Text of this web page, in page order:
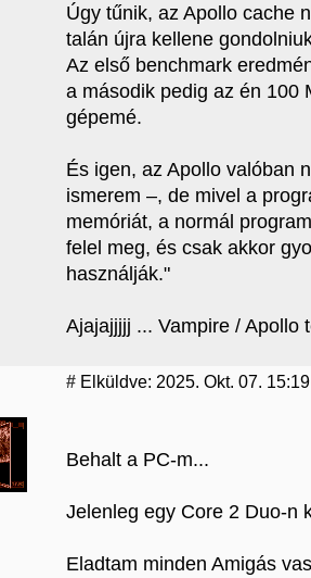
Úgy tűnik, az Apollo cache
talán újra kellene
Az első benchmark
a második pedig az én 100
gépemé.
És igen, az Apollo valóban
ismerem –, de mivel a
memóriát, a normál
felel meg, és csak akkor
használják."
Ajajajjjjj ... Vampire / Apollo
# Elküldve: 2025. Okt. 07.
Behalt a PC-m...
Jelenleg egy Core 2 Duo-n
Eladtam minden Amigás